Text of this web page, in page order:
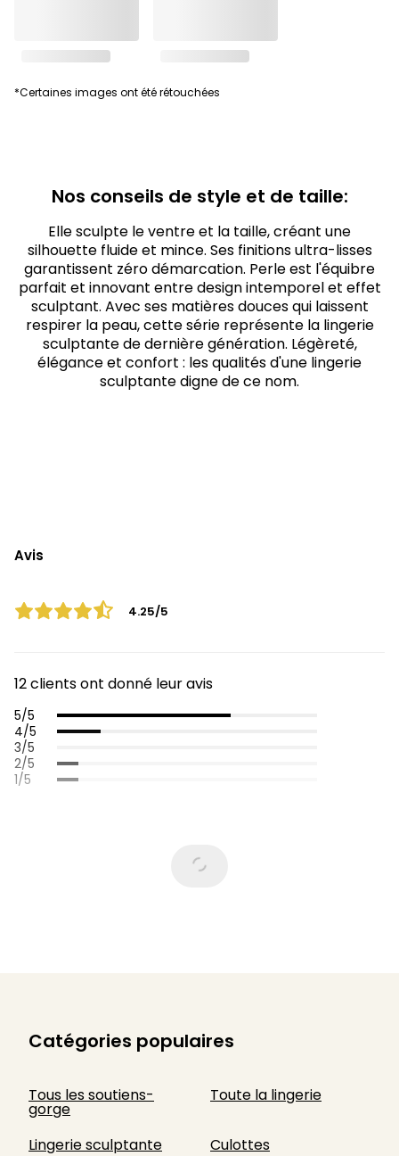
*Certaines images ont été rétouchées
Nos conseils de style et de taille:
Elle sculpte le ventre et la taille, créant une
silhouette fluide et mince. Ses finitions ultra-lisses
garantissent zéro démarcation. Perle est l'équibre
parfait et innovant entre design intemporel et effet
sculptant. Avec ses matières douces qui laissent
respirer la peau, cette série représente la lingerie
sculptante de dernière génération. Légèreté,
élégance et confort : les qualités d'une lingerie
sculptante digne de ce nom.
Avis
4.25/5
12 clients ont donné leur avis
5/5
4/5
3/5
2/5
1/5
Catégories populaires
Tous les soutiens-
gorge
Toute la lingerie
Lingerie sculptante
Culottes